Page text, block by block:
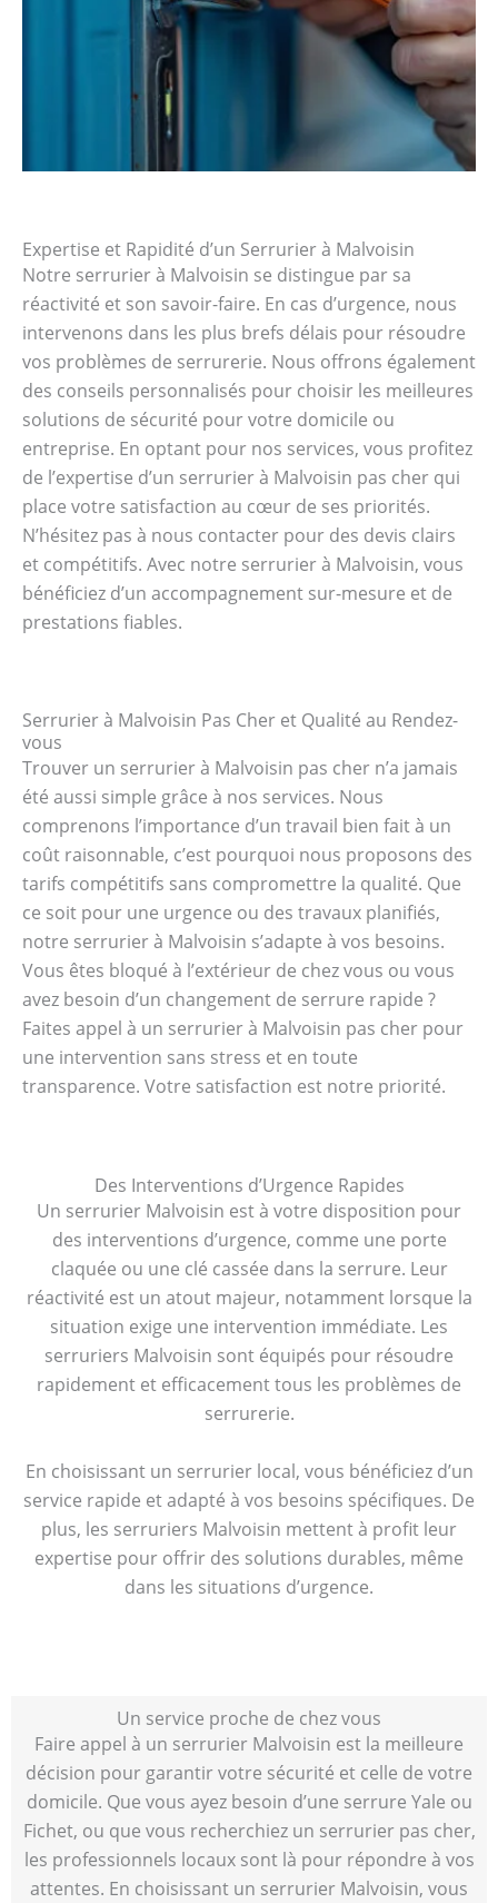
Expertise et Rapidité d’un Serrurier à Malvoisin
Notre serrurier à Malvoisin se distingue par sa
réactivité et son savoir-faire. En cas d’urgence, nous
intervenons dans les plus brefs délais pour résoudre
vos problèmes de serrurerie. Nous offrons également
des conseils personnalisés pour choisir les meilleures
solutions de sécurité pour votre domicile ou
entreprise. En optant pour nos services, vous profitez
de l’expertise d’un serrurier à Malvoisin pas cher qui
place votre satisfaction au cœur de ses priorités.
N’hésitez pas à nous contacter pour des devis clairs
et compétitifs. Avec notre serrurier à Malvoisin, vous
bénéficiez d’un accompagnement sur-mesure et de
prestations fiables.
Serrurier à Malvoisin Pas Cher et Qualité au Rendez-
vous
Trouver un serrurier à Malvoisin pas cher n’a jamais
été aussi simple grâce à nos services. Nous
comprenons l’importance d’un travail bien fait à un
coût raisonnable, c’est pourquoi nous proposons des
tarifs compétitifs sans compromettre la qualité. Que
ce soit pour une urgence ou des travaux planifiés,
notre serrurier à Malvoisin s’adapte à vos besoins.
Vous êtes bloqué à l’extérieur de chez vous ou vous
avez besoin d’un changement de serrure rapide ?
Faites appel à un serrurier à Malvoisin pas cher pour
une intervention sans stress et en toute
transparence. Votre satisfaction est notre priorité.
Des Interventions d’Urgence Rapides
Un serrurier Malvoisin est à votre disposition pour
des interventions d’urgence, comme une porte
claquée ou une clé cassée dans la serrure. Leur
réactivité est un atout majeur, notamment lorsque la
situation exige une intervention immédiate. Les
serruriers Malvoisin sont équipés pour résoudre
rapidement et efficacement tous les problèmes de
serrurerie.
En choisissant un serrurier local, vous bénéficiez d’un
service rapide et adapté à vos besoins spécifiques. De
plus, les serruriers Malvoisin mettent à profit leur
expertise pour offrir des solutions durables, même
dans les situations d’urgence.
Un service proche de chez vous
Faire appel à un serrurier Malvoisin est la meilleure
décision pour garantir votre sécurité et celle de votre
domicile. Que vous ayez besoin d’une serrure Yale ou
Fichet, ou que vous recherchiez un serrurier pas cher,
les professionnels locaux sont là pour répondre à vos
attentes. En choisissant un serrurier Malvoisin, vous